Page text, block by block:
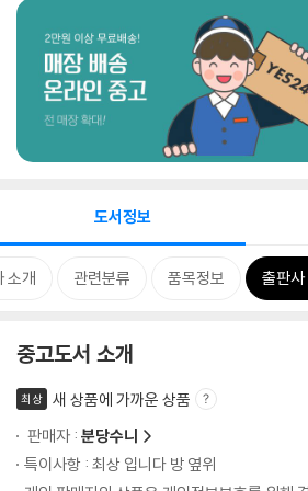
도서정보
소개 관련분류 품목정보 출판사
중고도서 소개
최상
새 상품에 가까운 상품
판매자 : 분당수니
특이사항 : 최상 입니다 방 옆위